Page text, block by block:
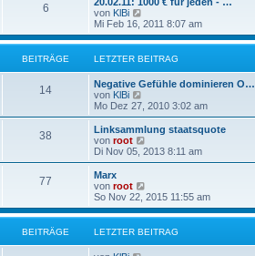
B
i
t
r
a
g
t
r
B
e
i
t
a
g
6
von KlBi
e
u
e
s
r
e
i
t
r
a
g
Mi Feb 16, 2011 8:07 am
BEITRÄGE LETZTER BEITRAG
14
Negative Gefühle dominieren O…
von KlBi
e
u
e
s
t
B
e
t
a
g
Mo Dez 27, 2010 3:02 am
38
Linksammlung staatsquote
von root
e
u
t
r
B
e
i
Di Nov 05, 2013 8:11 am
77
Marx
von root
e
u
e
s
So Nov 22, 2015 11:55 am
BEITRÄGE LETZTER BEITRAG